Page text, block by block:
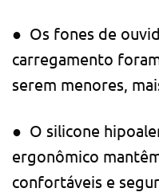
● Os fones de
carregamento
serem menores,
● O silicone
ergonômico
confortáveis ​​e